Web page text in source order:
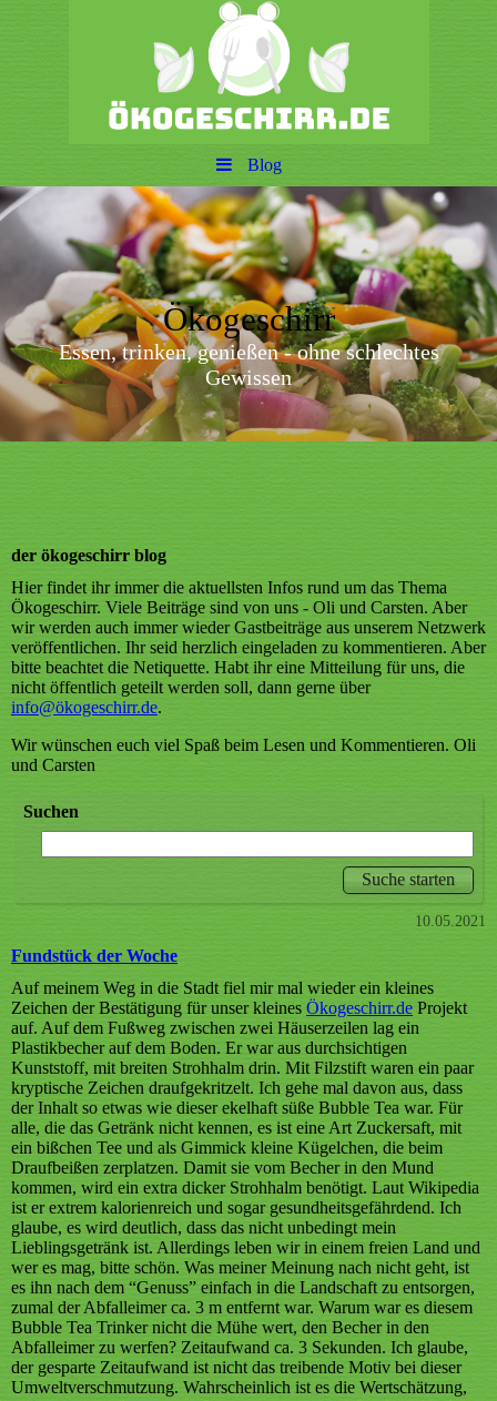
Blog
Ökogeschirr
Essen, trinken, genießen - ohne schlechtes
Gewissen
der ökogeschirr blog
Hier findet ihr immer die aktuellsten Infos rund um das Thema
Ökogeschirr. Viele Beiträge sind von uns - Oli und Carsten. Aber
wir werden auch immer wieder Gastbeiträge aus unserem Netzwerk
veröffentlichen. Ihr seid herzlich eingeladen zu kommentieren. Aber
bitte beachtet die Netiquette. Habt ihr eine Mitteilung für uns, die
nicht öffentlich geteilt werden soll, dann gerne über
info@ökogeschirr.de.
Wir wünschen euch viel Spaß beim Lesen und Kommentieren. Oli
und Carsten
Suchen
10.05.2021
Fundstück der Woche
Auf meinem Weg in die Stadt fiel mir mal wieder ein kleines
Zeichen der Bestätigung für unser kleines Ökogeschirr.de Projekt
auf. Auf dem Fußweg zwischen zwei Häuserzeilen lag ein
Plastikbecher auf dem Boden. Er war aus durchsichtigen
Kunststoff, mit breiten Strohhalm drin. Mit Filzstift waren ein paar
kryptische Zeichen draufgekritzelt. Ich gehe mal davon aus, dass
der Inhalt so etwas wie dieser ekelhaft süße Bubble Tea war. Für
alle, die das Getränk nicht kennen, es ist eine Art Zuckersaft, mit
ein bißchen Tee und als Gimmick kleine Kügelchen, die beim
Draufbeißen zerplatzen. Damit sie vom Becher in den Mund
kommen, wird ein extra dicker Strohhalm benötigt. Laut Wikipedia
ist er extrem kalorienreich und sogar gesundheitsgefährdend. Ich
glaube, es wird deutlich, dass das nicht unbedingt mein
Lieblingsgetränk ist. Allerdings leben wir in einem freien Land und
wer es mag, bitte schön. Was meiner Meinung nach nicht geht, ist
es ihn nach dem “Genuss” einfach in die Landschaft zu entsorgen,
zumal der Abfalleimer ca. 3 m entfernt war. Warum war es diesem
Bubble Tea Trinker nicht die Mühe wert, den Becher in den
Abfalleimer zu werfen? Zeitaufwand ca. 3 Sekunden. Ich glaube,
der gesparte Zeitaufwand ist nicht das treibende Motiv bei dieser
Umweltverschmutzung. Wahrscheinlich ist es die Wertschätzung,